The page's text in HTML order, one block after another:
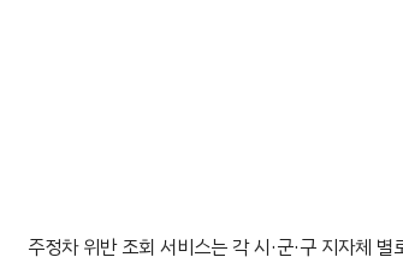
주정차 위반 조회 서비스는 각 시·군·구 지자체